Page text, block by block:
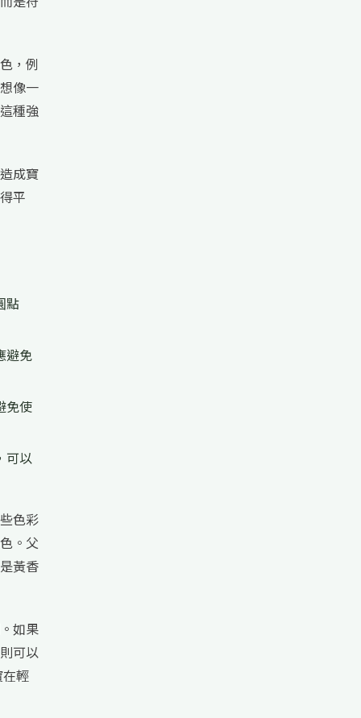
，例
像一
種強
成寶
平
點
避免
免使
可以
色彩
。父
黃香
如果
可以
輕